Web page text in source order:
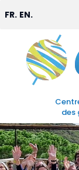
des
FR. EN.